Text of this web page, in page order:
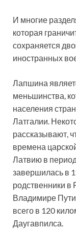
И многие
которая
сохраняется
иностранных
Лапшина
меньшинства,
населения
Латгалии.
рассказывают,
времена
Латвию в период
завершилась в
родственники в
Владимире
всего в 120
Даугавпилса.